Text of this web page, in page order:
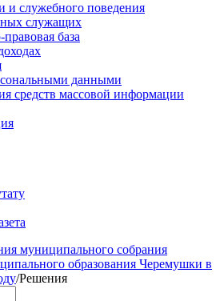
и служебного поведения
служащих
база
данными
средств массовой информации
муниципального собрания
образования Черемушки в
/Решения